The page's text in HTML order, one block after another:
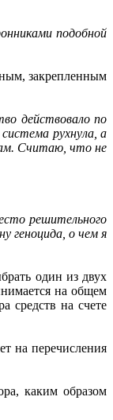
подобной
закрепленным
действовало по
рухнула, а
Считаю, что не
решительного
геноцида, о чем я
один из двух
на общем
средств на счете
на перечисления
каким образом